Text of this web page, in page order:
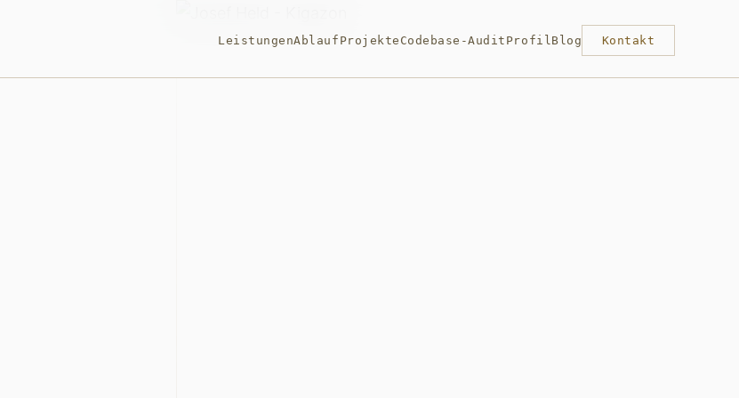
LeistungenAblauf Projekte Codebase-Audit Profil Blog Kontakt